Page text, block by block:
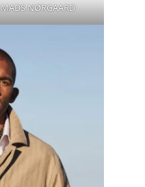
MADS NØRGAARD